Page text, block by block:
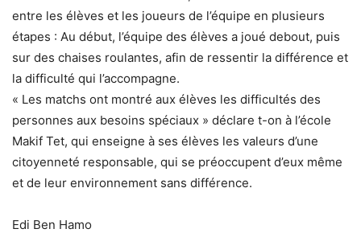
entre les élèves et les joueurs de l’équipe en plusieurs
étapes : Au début, l’équipe des élèves a joué debout, puis
sur des chaises roulantes, afin de ressentir la différence et
la difficulté qui l’accompagne.
« Les matchs ont montré aux élèves les difficultés des
personnes aux besoins spéciaux » déclare t-on à l’école
Makif Tet, qui enseigne à ses élèves les valeurs d’une
citoyenneté responsable, qui se préoccupent d’eux même
et de leur environnement sans différence.
Edi Ben Hamo